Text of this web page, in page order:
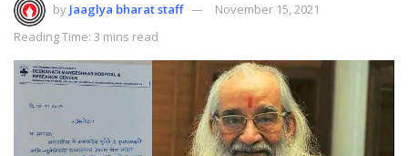
by Jaaglya bharat staff
November 15, 2021
Reading Time: 3 mins read